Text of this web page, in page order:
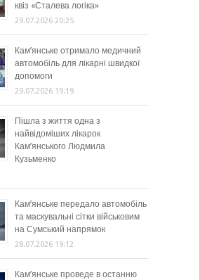
квіз «Сталева логіка»
29.07.2026 20:25
Кам’янське отримало медичний
автомобіль для лікарні швидкої
допомоги
29.07.2026 19:19
Пішла з життя одна з
найвідоміших лікарок
Кам’янського Людмила
Кузьменко
Кам’янське передало автомобіль
та маскувальні сітки військовим
на Сумський напрямок
28.07.2026 19:12
Кам’янське проведе в останню